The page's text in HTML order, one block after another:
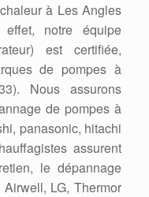
à Les Angles
notre équipe
est certifiée,
de pompes à
Nous assurons
de pompes à
panasonic, hitachi
assurent
le dépannage
LG, Thermor